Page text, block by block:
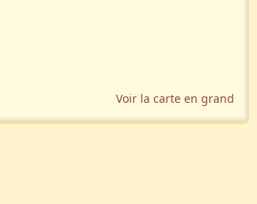
Voir la carte en grand